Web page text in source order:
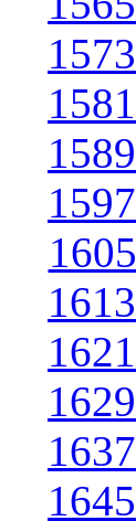
1573
1581
1589
1597
1605
1613
1621
1629
1637
1645